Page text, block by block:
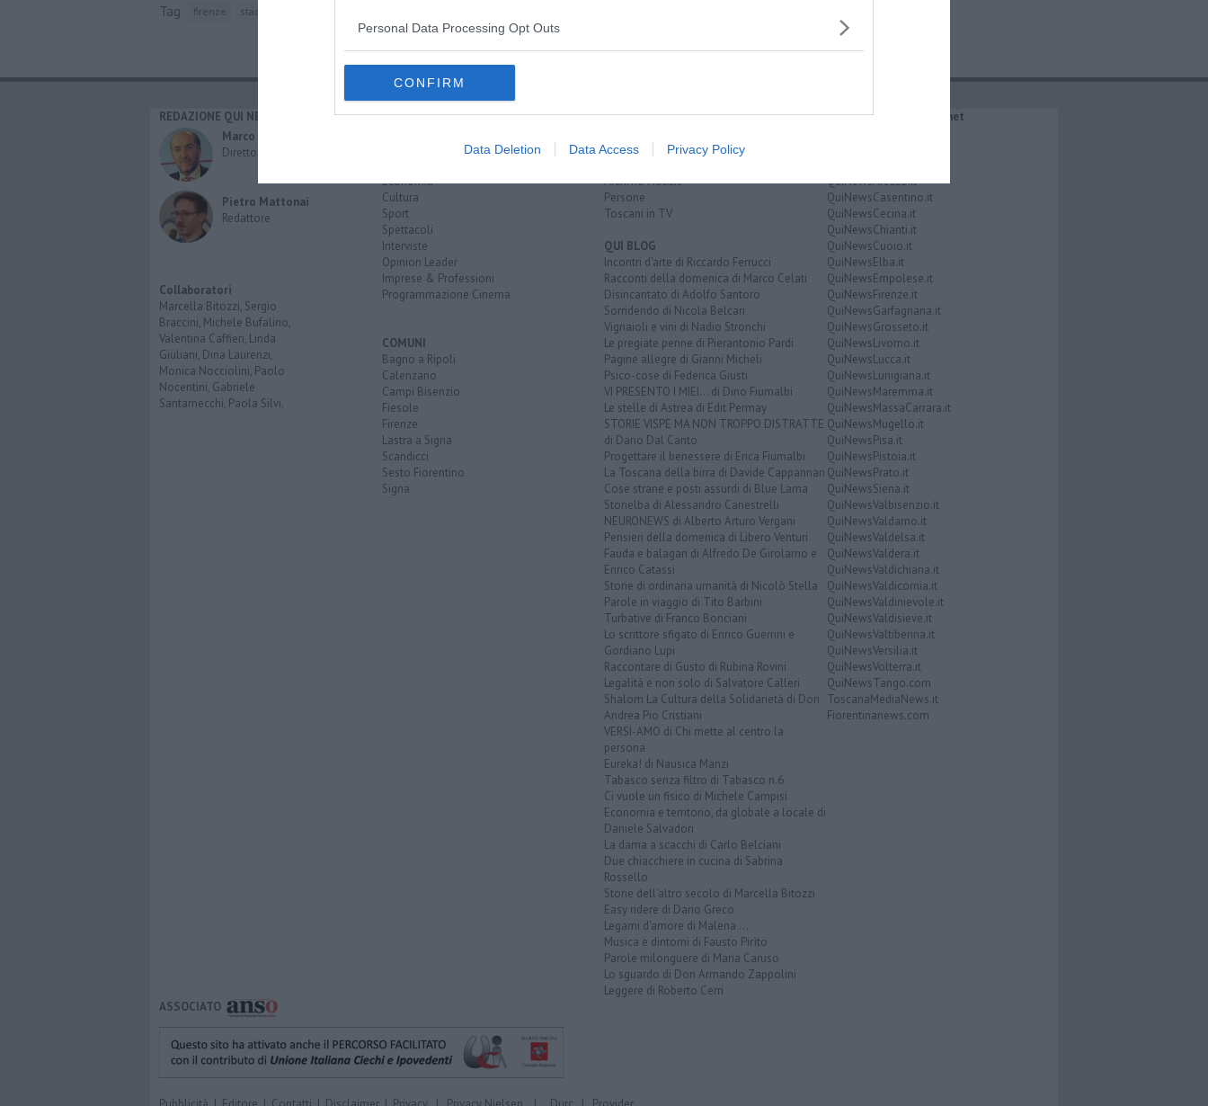
Personal Data Processing Opt Outs
CONFIRM
Data Deletion Data Access Privacy Policy
Tag firenze stadio artemio franchi
REDAZIONE QUI NEWS
Marco Migli
Direttore Responsabile
Pietro Mattonai
Redattore
Collaboratori
Marcella Bitozzi, Sergio
Braccini, Michele Bufalino,
Valentina Caffieri, Linda
Giuliani, Dina Laurenzi,
Monica Nocciolini, Paolo
Nocentini, Gabriele
Santarnecchi, Paola Silvi.
CATEGORIE
Economia
Cultura
Sport
Spettacoli
Interviste
Opinion Leader
Imprese & Professioni
Programmazione Cinema
COMUNI
Bagno a Ripoli
Calenzano
Campi Bisenzio
Fiesole
Firenze
Lastra a Signa
Scandicci
Sesto Fiorentino
Signa
RUBRICHE
Più Letti della settimana
Archivio Notizie
Persone
Toscani in TV
QUI BLOG
Incontri d'arte di Riccardo Ferrucci
Racconti della domenica di Marco Celati
Disincantato di Adolfo Santoro
Sorridendo di Nicola Belcari
Vignaioli e vini di Nadio Stronchi
Le pregiate penne di Pierantonio Pardi
Pagine allegre di Gianni Micheli
Psico-cose di Federica Giusti
VI PRESENTO I MIEI... di Dino Fiumalbi
Le stelle di Astrea di Edit Permay
STORIE VISPE MA NON TROPPO DISTRATTE
di Dario Dal Canto
Progettare il benessere di Erica Fiumalbi
La Toscana della birra di Davide Cappannari
Cose strane e posti assurdi di Blue Lama
Storielba di Alessandro Canestrelli
NEURONEWS di Alberto Arturo Vergani
Pensieri della domenica di Libero Venturi
Fauda e balagan di Alfredo De Girolamo e
Enrico Catassi
Storie di ordinaria umanità di Nicolò Stella
Parole in viaggio di Tito Barbini
Turbative di Franco Bonciani
Lo scrittore sfigato di Enrico Guerrini e
Gordiano Lupi
Raccontare di Gusto di Rubina Rovini
Legalità e non solo di Salvatore Calleri
Shalom La Cultura della Solidarietà di Don
Andrea Pio Cristiani
VERSI-AMO di Chi mette al centro la
persona
Eureka! di Nausica Manzi
Tabasco senza filtro di Tabasco n.6
Ci vuole un fisico di Michele Campisi
Economia e territorio, da globale a locale di
Daniele Salvadori
La dama a scacchi di Carlo Belciani
Due chiacchiere in cucina di Sabrina
Rossello
Storie dell'altro secolo di Marcella Bitozzi
Easy ridere di Dario Greco
Legami d'amore di Malena ...
Musica e dintorni di Fausto Pirìto
Parole milonguere di Maria Caruso
Lo sguardo di Don Armando Zappolini
Leggere di Roberto Cerri
IL NETWORK QuiNews.net
QuiNewsArezzo.it
QuiNewsCasentino.it
QuiNewsCecina.it
QuiNewsChianti.it
QuiNewsCuoio.it
QuiNewsElba.it
QuiNewsEmpolese.it
QuiNewsFirenze.it
QuiNewsGarfagnana.it
QuiNewsGrosseto.it
QuiNewsLivorno.it
QuiNewsLucca.it
QuiNewsLunigiana.it
QuiNewsMaremma.it
QuiNewsMassaCarrara.it
QuiNewsMugello.it
QuiNewsPisa.it
QuiNewsPistoia.it
QuiNewsPrato.it
QuiNewsSiena.it
QuiNewsValbisenzio.it
QuiNewsValdarno.it
QuiNewsValdelsa.it
QuiNewsValdera.it
QuiNewsValdichiana.it
QuiNewsValdicornia.it
QuiNewsValdinievole.it
QuiNewsValdisieve.it
QuiNewsValtiberina.it
QuiNewsVersilia.it
QuiNewsVolterra.it
QuiNewsTango.com
ToscanaMediaNews.it
Fiorentinanews.com
ASSOCIATO